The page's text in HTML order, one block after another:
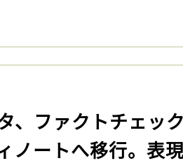
、ファクトチェッ
ノートへ移行。表